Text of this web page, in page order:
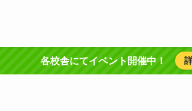
各校舎にてイベント開催中！